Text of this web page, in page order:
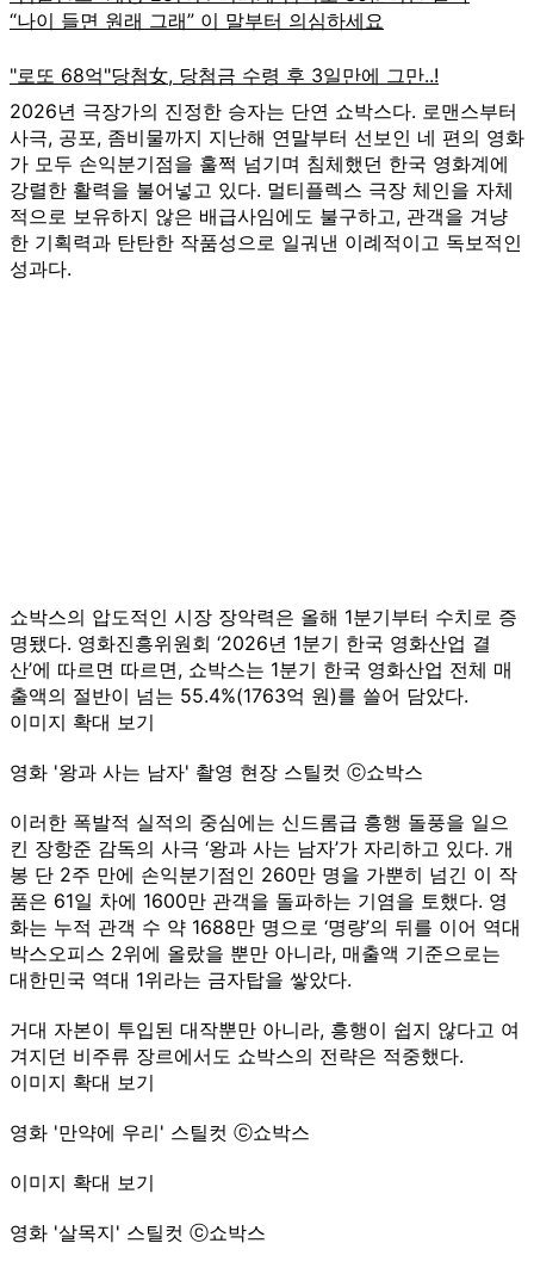
2026년 극장가의 진정한 승자는 단연 쇼박스다. 로맨스부터
사극, 공포, 좀비물까지 지난해 연말부터 선보인 네 편의 영화
가 모두 손익분기점을 훌쩍 넘기며 침체했던 한국 영화계에
강렬한 활력을 불어넣고 있다. 멀티플렉스 극장 체인을 자체
적으로 보유하지 않은 배급사임에도 불구하고, 관객을 겨냥
한 기획력과 탄탄한 작품성으로 일궈낸 이례적이고 독보적인
성과다.
쇼박스의 압도적인 시장 장악력은 올해 1분기부터 수치로 증
명됐다. 영화진흥위원회 ‘2026년 1분기 한국 영화산업 결
산’에 따르면 따르면, 쇼박스는 1분기 한국 영화산업 전체 매
출액의 절반이 넘는 55.4%(1763억 원)를 쓸어 담았다.
이미지 확대 보기
영화 '왕과 사는 남자' 촬영 현장 스틸컷 ⓒ쇼박스
이러한 폭발적 실적의 중심에는 신드롬급 흥행 돌풍을 일으
킨 장항준 감독의 사극 ‘왕과 사는 남자’가 자리하고 있다. 개
봉 단 2주 만에 손익분기점인 260만 명을 가뿐히 넘긴 이 작
품은 61일 차에 1600만 관객을 돌파하는 기염을 토했다. 영
화는 누적 관객 수 약 1688만 명으로 ‘명량’의 뒤를 이어 역대
박스오피스 2위에 올랐을 뿐만 아니라, 매출액 기준으로는
대한민국 역대 1위라는 금자탑을 쌓았다.
거대 자본이 투입된 대작뿐만 아니라, 흥행이 쉽지 않다고 여
겨지던 비주류 장르에서도 쇼박스의 전략은 적중했다.
이미지 확대 보기
영화 '만약에 우리' 스틸컷 ⓒ쇼박스
이미지 확대 보기
영화 '살목지' 스틸컷 ⓒ쇼박스